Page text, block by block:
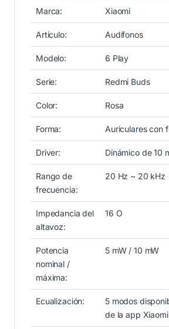
Marca: Xiaomi
Artículo: Audífonos
Modelo: 6 Play
Serie: Redmi Buds
Color: Rosa
Forma: Auriculares con
Driver: Dinámico de 10
Rango de
frecuencia:
20 Hz ~ 20 kHz
Impedancia del
altavoz:
16 O
Potencia
nominal /
máxima:
5 mW / 10 mW
Ecualización:
5 modos
de la app